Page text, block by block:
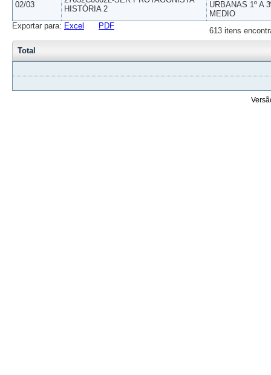
02/03
HISTÓRIA 2
URBANAS 1º A
MEDIO
613 itens
Exportar para: Excel PDF
Total